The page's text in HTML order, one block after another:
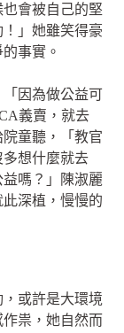
會被自己的堅
」她雖笑得豪
事實。
因為做公益可
義賣，就去
童聽，「教官
想什麼就去
嗎？」陳淑麗
深植，慢慢的
或許是大環境
祟，她自然而